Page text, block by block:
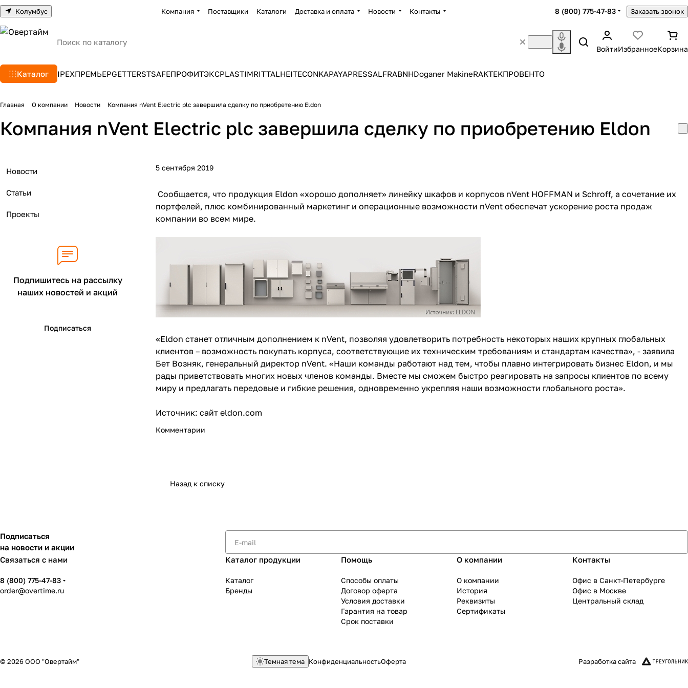
Колумбус Компания Поставщики Каталоги Доставка и оплата Новости Контакты 8 (800) 775-47-83 Заказать звонок
ВойтиИзбранноеКорзина
Каталог IPEXПРЕМЬЕРGETTERSTSAFEПРОФИТЭКСPLASTIMRITTALHEITECONKAPAYAPRESSALFRABNHDoganer MakineRAKTEKПРОВЕНТО
Главная О компании Новости Компания nVent Electric plc завершила сделку по приобретению Eldon
Компания nVent Electric plc завершила сделку по приобретению Eldon
5 сентября 2019
Сообщается, что продукция Eldon «хорошо дополняет» линейку шкафов и корпусов nVent HOFFMAN и Schroff, а сочетание их
портфелей, плюс комбинированный маркетинг и операционные возможности nVent обеспечат ускорение роста продаж
компании во всем мире.
«Eldon станет отличным дополнением к nVent, позволяя удовлетворить потребность некоторых наших крупных глобальных
клиентов – возможность покупать корпуса, соответствующие их техническим требованиям и стандартам качества», - заявила
Бет Возняк, генеральный директор nVent. «Наши команды работают над тем, чтобы плавно интегрировать бизнес Eldon, и мы
рады приветствовать многих новых членов команды. Вместе мы сможем быстро реагировать на запросы клиентов по всему
миру и предлагать передовые и гибкие решения, одновременно укрепляя наши возможности глобального роста».
Источник: сайт eldon.com
Комментарии
Назад к списку
Новости
Статьи
Проекты
Подпишитесь на рассылку
наших новостей и акций
Подписаться
Подписаться
на новости и акции
Связаться с нами
8 (800) 775-47-83
order@overtime.ru
Каталог продукции
Каталог
Бренды
Помощь
Способы оплаты
Договор оферта
Условия доставки
Гарантия на товар
Срок поставки
О компании
О компании
История
Реквизиты
Сертификаты
Контакты
Офис в Санкт-Петербурге
Офис в Москве
Центральный склад
© 2026 ООО "Овертайм" Темная тема КонфиденциальностьОферта Разработка сайта